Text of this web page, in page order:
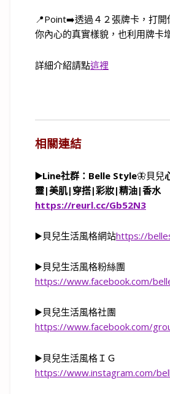
📍Point➡️透過４２張牌卡，打開
你內心的真實樣貌，也利用牌卡
詳細介紹請點這裡
相關連結
▶️Line社群：Belle Style🦋貝兒
靈|美肌| 穿搭|彩妝|精油|香水
https://reurl.cc/Gb52N3
▶️貝兒生活風格網站https://
▶️貝兒生活風格粉絲團
https://www.facebook.com/
▶️貝兒生活風格社團
https://www.facebook.com/
▶️貝兒生活風格ＩＧ
https://www.instagram.com/